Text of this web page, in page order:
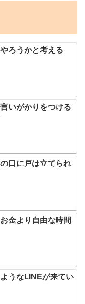
ろうかと考える
いがかりをつける
口に戸は立てられ
金より自由な時間
うなLINEが来てい